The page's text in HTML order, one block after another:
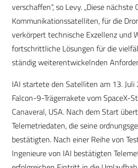
verschaffen“, so Levy. „Diese nächste
Kommunikationssatelliten, für die
verkörpert technische Exzellenz und
fortschrittliche Lösungen für die
ständig weiterentwickelnden
IAI startete den Satelliten am 13. Juli
Falcon-9-Trägerrakete vom SpaceX-
Canaveral, USA. Nach dem Start
Telemetriedaten, die seine
bestätigten. Nach einer Reihe von
Ingenieure von IAI bestätigten